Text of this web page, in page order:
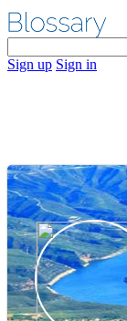
Sign up Sign in